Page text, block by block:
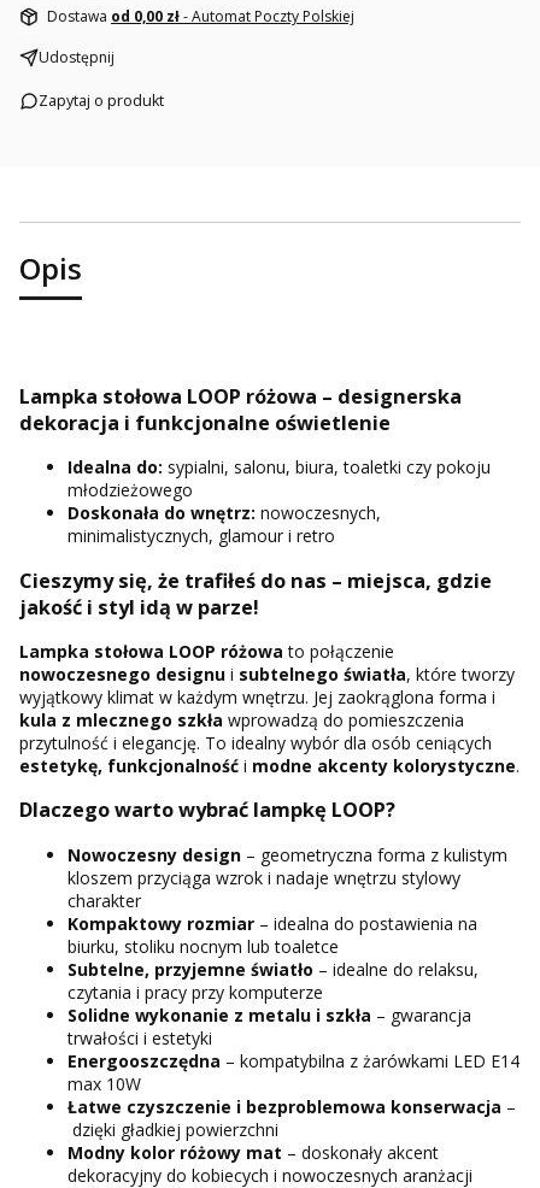
Dostawa od 0,00 zł- Automat Poczty Polskiej
Udostępnij
Zapytaj o produkt
Opis
Lampka stołowa LOOP różowa – designerska
dekoracja i funkcjonalne oświetlenie
Idealna do: sypialni, salonu, biura, toaletki czy pokoju
młodzieżowego
Doskonała do wnętrz: nowoczesnych,
minimalistycznych, glamour i retro
Cieszymy się, że trafiłeś do nas – miejsca, gdzie
jakość i styl idą w parze!
Lampka stołowa LOOP różowa to połączenie
nowoczesnego designu i subtelnego światła, które tworzy
wyjątkowy klimat w każdym wnętrzu. Jej zaokrąglona forma i
kula z mlecznego szkła wprowadzą do pomieszczenia
przytulność i elegancję. To idealny wybór dla osób ceniących
estetykę, funkcjonalność i modne akcenty kolorystyczne.
Dlaczego warto wybrać lampkę LOOP?
Nowoczesny design – geometryczna forma z kulistym
kloszem przyciąga wzrok i nadaje wnętrzu stylowy
charakter
Kompaktowy rozmiar – idealna do postawienia na
biurku, stoliku nocnym lub toaletce
Subtelne, przyjemne światło – idealne do relaksu,
czytania i pracy przy komputerze
Solidne wykonanie z metalu i szkła – gwarancja
trwałości i estetyki
Energooszczędna – kompatybilna z żarówkami LED E14
max 10W
Łatwe czyszczenie i bezproblemowa konserwacja –
dzięki gładkiej powierzchni
Modny kolor różowy mat – doskonały akcent
dekoracyjny do kobiecych i nowoczesnych aranżacji